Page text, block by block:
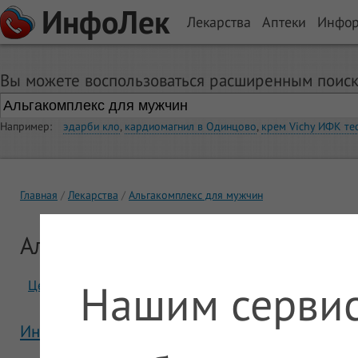
ИнфоЛек Лекарства Аптеки
Вы можете воспользоваться расширенным
Например: эдарби кло, кардиомагнил в Одинцово, крем Vichy ИФК
Главная Лекарства Альгакомплекс для мужчин
Альгакомплекс для мужчин
Цены Отзывы
Инструкция Альгакомплекс для мужчин
Нашим